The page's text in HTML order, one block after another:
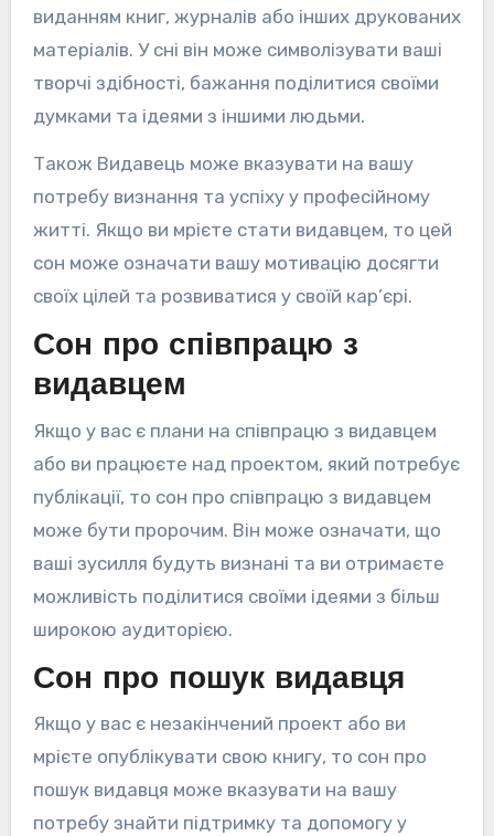
виданням книг, журналів або інших друкованих
матеріалів. У сні він може символізувати ваші
творчі здібності, бажання поділитися своїми
думками та ідеями з іншими людьми.
Також Видавець може вказувати на вашу
потребу визнання та успіху у професійному
житті. Якщо ви мрієте стати видавцем, то цей
сон може означати вашу мотивацію досягти
своїх цілей та розвиватися у своїй кар’єрі.
Сон про співпрацю з
видавцем
Якщо у вас є плани на співпрацю з видавцем
або ви працюєте над проектом, який потребує
публікації, то сон про співпрацю з видавцем
може бути пророчим. Він може означати, що
ваші зусилля будуть визнані та ви отримаєте
можливість поділитися своїми ідеями з більш
широкою аудиторією.
Сон про пошук видавця
Якщо у вас є незакінчений проект або ви
мрієте опублікувати свою книгу, то сон про
пошук видавця може вказувати на вашу
потребу знайти підтримку та допомогу у